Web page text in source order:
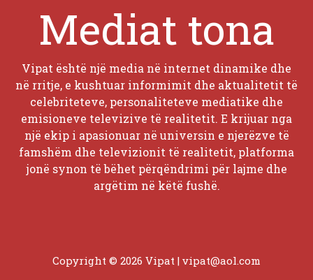
Mediat tona
Vipat është një media në internet dinamike dhe
në rritje, e kushtuar informimit dhe aktualitetit të
celebriteteve, personaliteteve mediatike dhe
emisioneve televizive të realitetit. E krijuar nga
një ekip i apasionuar në universin e njerëzve të
famshëm dhe televizionit të realitetit, platforma
jonë synon të bëhet përqëndrimi për lajme dhe
argëtim në këtë fushë.
Copyright © 2026 Vipat | vipat@aol.com